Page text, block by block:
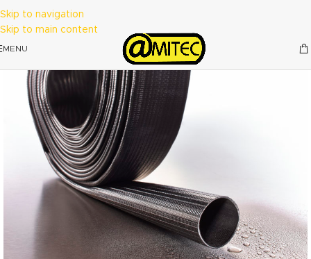
Skip to navigation
Skip to main content
MENU